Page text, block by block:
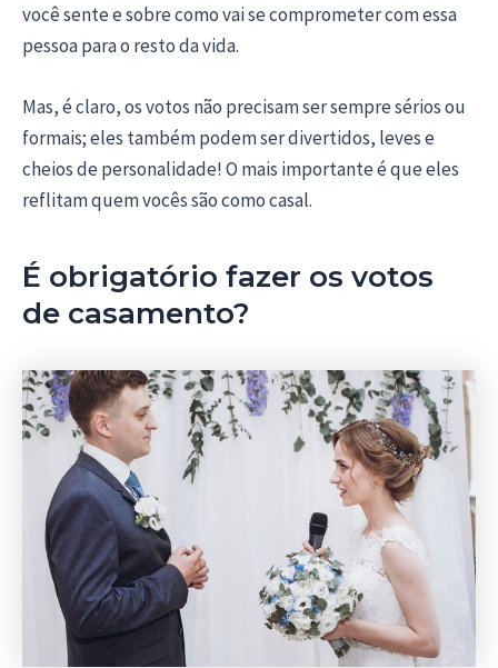
você sente e sobre como vai se comprometer com essa
pessoa para o resto da vida.
Mas, é claro, os votos não precisam ser sempre sérios ou
formais; eles também podem ser divertidos, leves e
cheios de personalidade! O mais importante é que eles
reflitam quem vocês são como casal.
É obrigatório fazer os votos
de casamento?